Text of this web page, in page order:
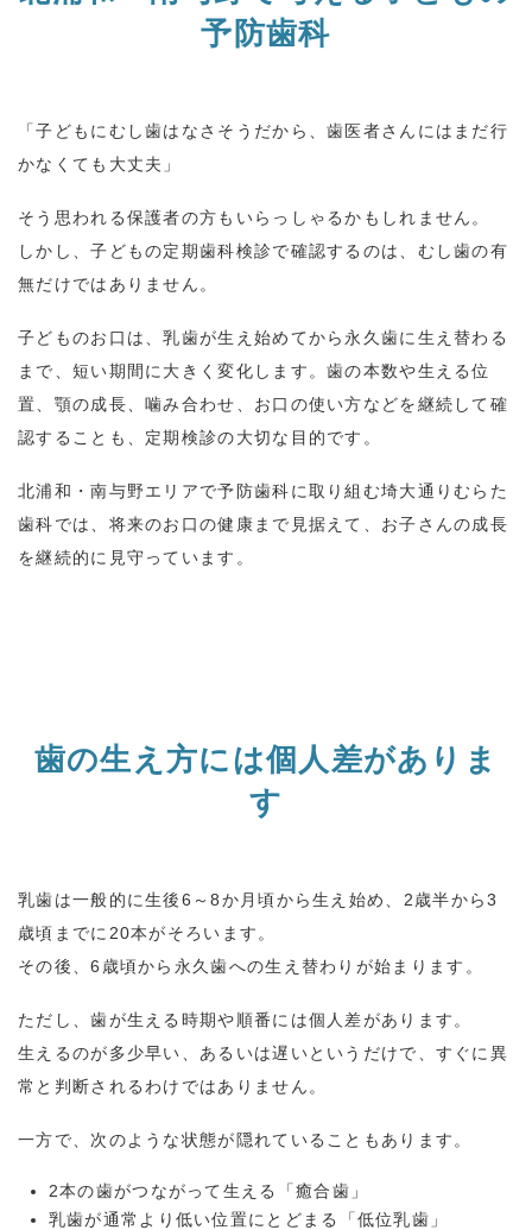
予防歯科
「子どもにむし歯はなさそうだから、歯医者さんにはまだ行
かなくても大丈夫」
そう思われる保護者の方もいらっしゃるかもしれません。
しかし、子どもの定期歯科検診で確認するのは、むし歯の有
無だけではありません。
子どものお口は、乳歯が生え始めてから永久歯に生え替わる
まで、短い期間に大きく変化します。歯の本数や生える位
置、顎の成長、噛み合わせ、お口の使い方などを継続して確
認することも、定期検診の大切な目的です。
北浦和・南与野エリアで予防歯科に取り組む埼大通りむらた
歯科では、将来のお口の健康まで見据えて、お子さんの成長
を継続的に見守っています。
歯の生え方には個人差がありま
す
乳歯は一般的に生後6 ～8か月頃から生え始め、 2歳半から3
歳頃までに 20本がそろいます。
その後、6 歳頃から永久歯への生え替わりが始まります。
ただし、歯が生える時期や順番には個人差があります。
生えるのが多少早い、あるいは遅いというだけで、すぐに異
常と判断されるわけではありません。
一方で、次のような状態が隠れていることもあります。
2本の歯がつながって生える「癒合歯」
乳歯が通常より低い位置にとどまる「低位乳歯」